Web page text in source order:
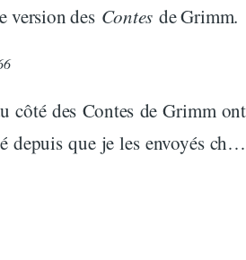
version des Contes de Grimm.
côté des Contes de Grimm ont
depuis que je les envoyés ch…